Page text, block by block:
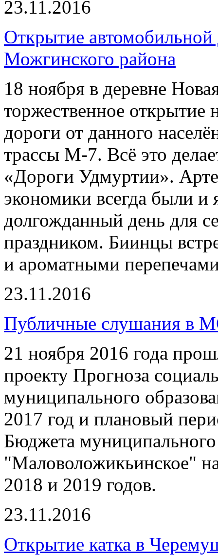
23.11.2016
Открытие
Можгинского района
18 ноября в деревне
торжественное открытие
дороги от данного
трассы М-7. Всё это
«Дороги Удмуртии».
экономики всегда были и
долгожданный день для
праздником. Биинцы
и ароматными
23.11.2016
Публичные слушания в
21 ноября 2016 года
проекту Прогноза
муниципального
2017 год и плановый
Бюджета муниципального
"Маловоложикьинское"
2018 и 2019 годов.
23.11.2016
Открытие катка в